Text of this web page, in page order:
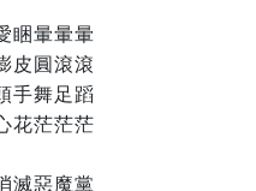
睏暈暈暈
皮圓滾滾
手舞足蹈
花茫茫茫
滅惡魔黨